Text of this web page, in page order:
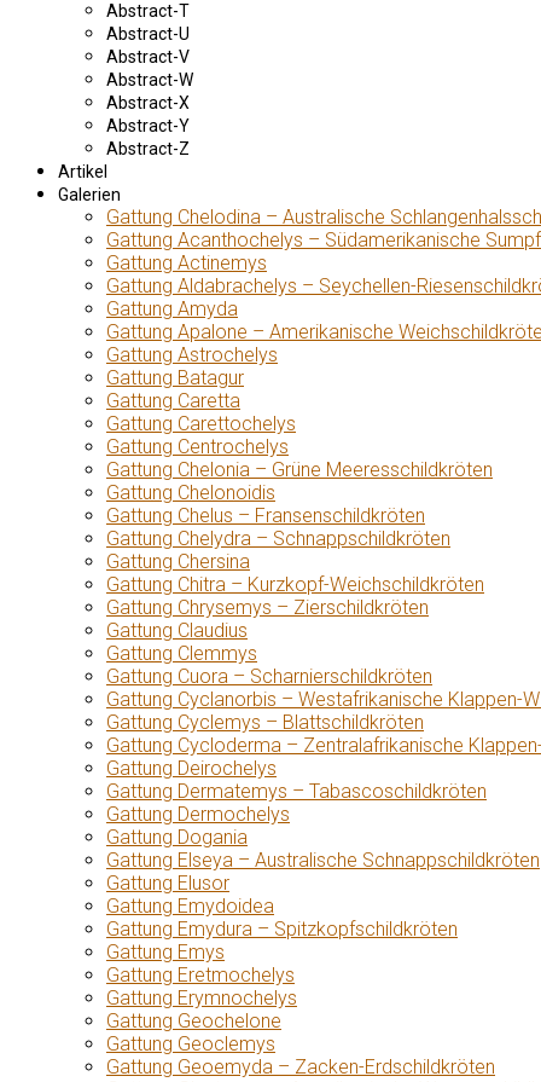
Abstract-T
Abstract-U
Abstract-V
Abstract-W
Abstract-X
Abstract-Y
Abstract-Z
Artikel
Galerien
Gattung Chelodina – Australische
Gattung Acanthochelys – Südamerikanische
Gattung Actinemys
Gattung Aldabrachelys – Seychellen-
Gattung Amyda
Gattung Apalone – Amerikanische
Gattung Astrochelys
Gattung Batagur
Gattung Caretta
Gattung Carettochelys
Gattung Centrochelys
Gattung Chelonia – Grüne Meeresschildkröten
Gattung Chelonoidis
Gattung Chelus – Fransenschildkröten
Gattung Chelydra – Schnappschildkröten
Gattung Chersina
Gattung Chitra – Kurzkopf-Weichschildkröten
Gattung Chrysemys – Zierschildkröten
Gattung Claudius
Gattung Clemmys
Gattung Cuora – Scharnierschildkröten
Gattung Cyclanorbis – Westafrikanische Klappen-
Gattung Cyclemys – Blattschildkröten
Gattung Cycloderma – Zentralafrikanische
Gattung Deirochelys
Gattung Dermatemys – Tabascoschildkröten
Gattung Dermochelys
Gattung Dogania
Gattung Elseya – Australische Schnappschildkröten
Gattung Elusor
Gattung Emydoidea
Gattung Emydura – Spitzkopfschildkröten
Gattung Emys
Gattung Eretmochelys
Gattung Erymnochelys
Gattung Geochelone
Gattung Geoclemys
Gattung Geoemyda – Zacken-Erdschildkröten